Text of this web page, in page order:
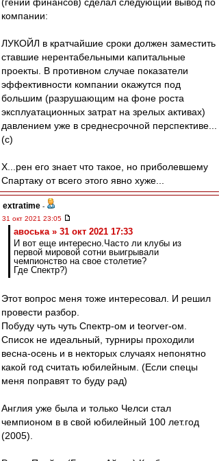
компании:
ЛУКОЙЛ в кратчайшие сроки должен заместить
ставшие нерентабельными капитальные
проекты. В противном случае показатели
эффективности компании окажутся под
большим (разрушающим на фоне роста
эксплуатационных затрат на зрелых активах)
давлением уже в среднесрочной перспективе...
(с)
Х...рен его знает что такое, но приболевшему
Спартаку от всего этого явно хуже...
extratime -
31 окт 2021 23:05
авоська » 31 окт 2021 17:33
И вот еще интересно.Часто ли клубы из
первой мировой сотни выигрывали
чемпионство на свое столетие?
Где Спектр?)
Этот вопрос меня тоже интересовал. И решил
провести разбор.
Побуду чуть чуть Спектр-ом и teorver-ом.
Список не идеальный, турниры проходили
весна-осень и в некторых случаях непонятно
какой год считать юбилейным. (Если спецы
меня поправят то буду рад)
Англия уже была и только Челси стал
чемпионом в в свой юбилейный 100 лет.год
(2005).